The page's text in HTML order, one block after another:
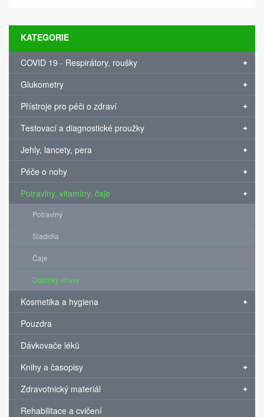
KATEGORIE
COVID 19 - Respirátory, roušky
Glukometry
Přístroje pro péči o zdraví
Testovací a diagnostické proužky
Jehly, lancety, pera
Péče o nohy
Potraviny, vitamíny, čaje
Potraviny
Sladidla
Čaje
Doplňky stravy
Kosmetika a hygiena
Pouzdra
Dávkovače léků
Knihy a časopisy
Zdravotnický materiál
Rehabilitace a cvičení